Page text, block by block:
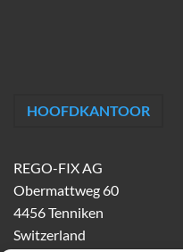
HOOFDKANTOOR
REGO-FIX AG
Obermattweg 60
4456 Tenniken
Switzerland